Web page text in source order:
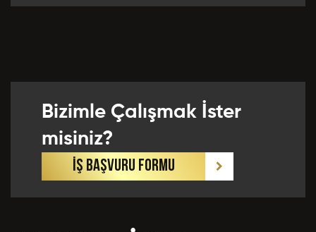
Bizimle Çalışmak İster
misiniz?
İŞ BAŞVURU FORMU
Eklemek İstedikleriniz *